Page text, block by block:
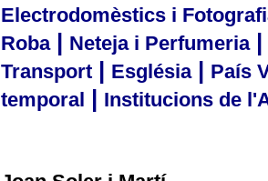
Electrodomèstics i
Roba| Neteja i Perfumeria|
Transport | Església| País
temporal | Institucions de